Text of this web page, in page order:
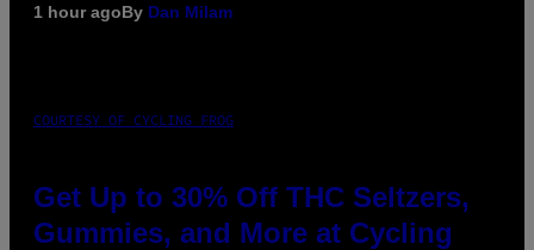
1 hour agoBy Dan Milam
COURTESY OF CYCLING FROG
Get Up to 30% Off THC Seltzers,
Gummies, and More at Cycling